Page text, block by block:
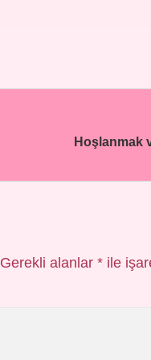
Hoşlanmak
Gerekli alanlar *ile